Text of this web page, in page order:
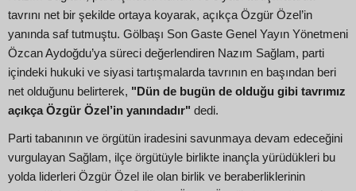
tavrını net bir şekilde ortaya koyarak, açıkça Özgür Özel’in
yanında saf tutmuştu. Gölbaşı Son Gaste Genel Yayın Yönetmeni
Özcan Aydoğdu’ya süreci değerlendiren Nazım Sağlam, parti
içindeki hukuki ve siyasi tartışmalarda tavrının en başından beri
net olduğunu belirterek, "Dün de bugün de olduğu gibi tavrımız
açıkça Özgür Özel’in yanındadır" dedi.
Parti tabanının ve örgütün iradesini savunmaya devam edeceğini
vurgulayan Sağlam, ilçe örgütüyle birlikte inançla yürüdükleri bu
yolda liderleri Özgür Özel ile olan birlik ve beraberliklerinin